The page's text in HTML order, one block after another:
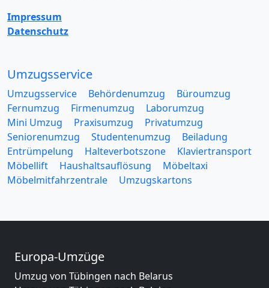
Impressum
Datenschutz
Umzugsservice
Umzugsservice Behördenumzug
Büroumzug
Fernumzug
Firmenumzug
Laborumzug
Mini Umzug
Praxisumzug
Privatumzug
Seniorenumzug
Studentenumzug
Beiladung
Entrümpelung
Halteverbotszone
Klaviertransport
Möbellift
Haushaltsauflösung
Möbeltaxi
Möbelmitfahrzentrale
Umzugskartons
Europa-Umzüge
Umzug von Tübingen nach Belarus